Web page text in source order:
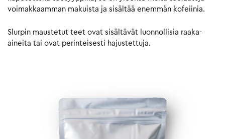
voimakkaamman makuista ja sisältää enemmän kofeiinia.
Slurpin maustetut teet ovat sisältävät luonnollisia raaka-
aineita tai ovat perinteisesti hajustettuja.